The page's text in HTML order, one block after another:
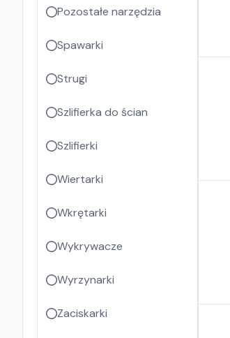
Pozostałe narzędzia
Spawarki
Strugi
Szlifierka do ścian
Szlifierki
Wiertarki
Wkrętarki
Wykrywacze
Wyrzynarki
Zaciskarki